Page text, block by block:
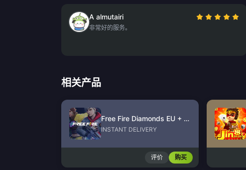
A almutairi
非常好的服务。
相关产品
Free Fire Diamonds EU + TR
INSTANT DELIVERY
评价 购买